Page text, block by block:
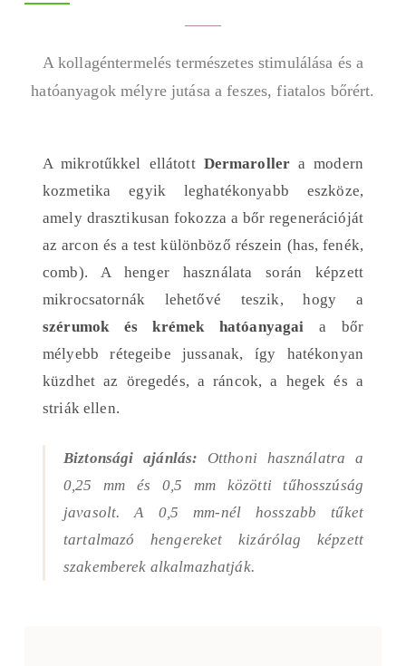
A kollagéntermelés természetes stimulálása és a
hatóanyagok mélyre jutása a feszes, fiatalos bőrért.
A mikrotűkkel ellátott Dermaroller a modern
kozmetika egyik leghatékonyabb eszköze,
amely drasztikusan fokozza a bőr regenerációját
az arcon és a test különböző részein (has, fenék,
comb). A henger használata során képzett
mikrocsatornák lehetővé teszik, hogy a
szérumok és krémek hatóanyagai a bőr
mélyebb rétegeibe jussanak, így hatékonyan
küzdhet az öregedés, a ráncok, a hegek és a
striák ellen.
Biztonsági ajánlás: Otthoni használatra a
0,25 mm és 0,5 mm közötti tűhosszúság
javasolt. A 0,5 mm-nél hosszabb tűket
tartalmazó hengereket kizárólag képzett
szakemberek alkalmazhatják.